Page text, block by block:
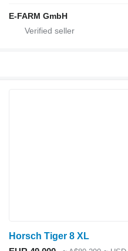
E-FARM GmbH
Horsch Tiger 8 XL